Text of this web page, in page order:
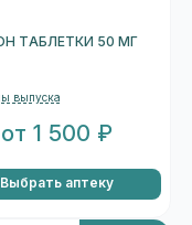
ТАБЛЕТКИ 50 МГ
выпуска
от 1 500 ₽
Выбрать аптеку